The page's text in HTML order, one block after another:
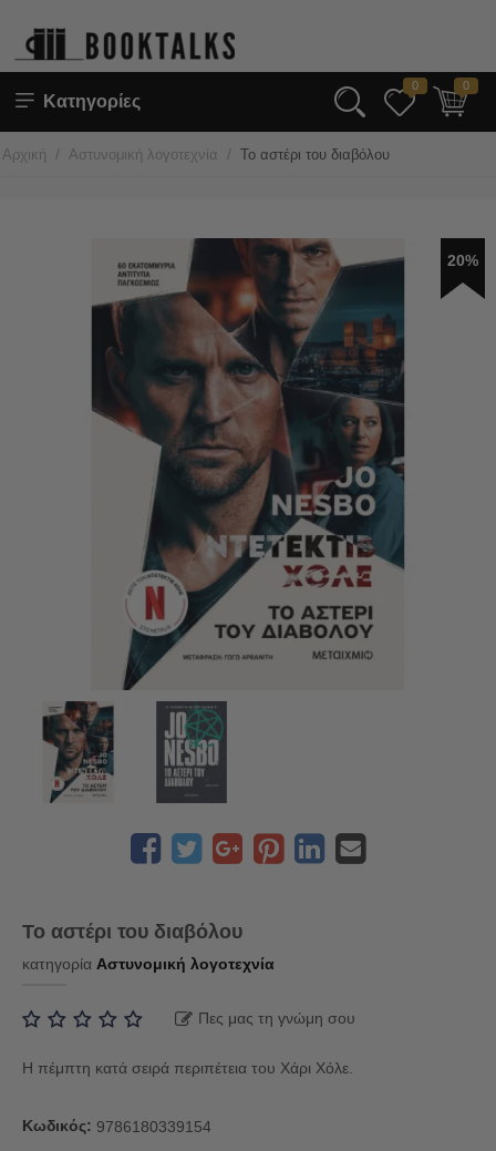
Κατηγορίες
0 0
Αρχική / Αστυνομική λογοτεχνία / Το αστέρι του διαβόλου
20%
Το αστέρι του διαβόλου
κατηγορία Αστυνομική λογοτεχνία
Πες μας τη γνώμη σου
Η πέμπτη κατά σειρά περιπέτεια του Χάρι Χόλε.
Κωδικός: 9786180339154